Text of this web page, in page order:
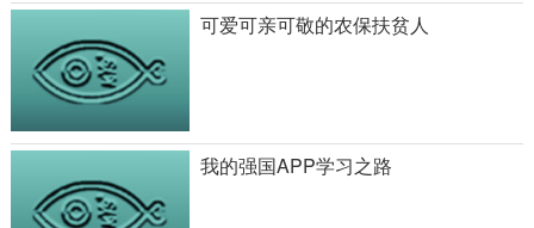
可爱可亲可敬的农保扶贫人
我的强国APP学习之路